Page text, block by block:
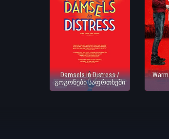
Damsels in Distress /
გოგონები საფრთხეში